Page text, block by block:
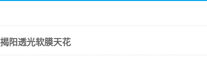
揭阳透光软膜天花